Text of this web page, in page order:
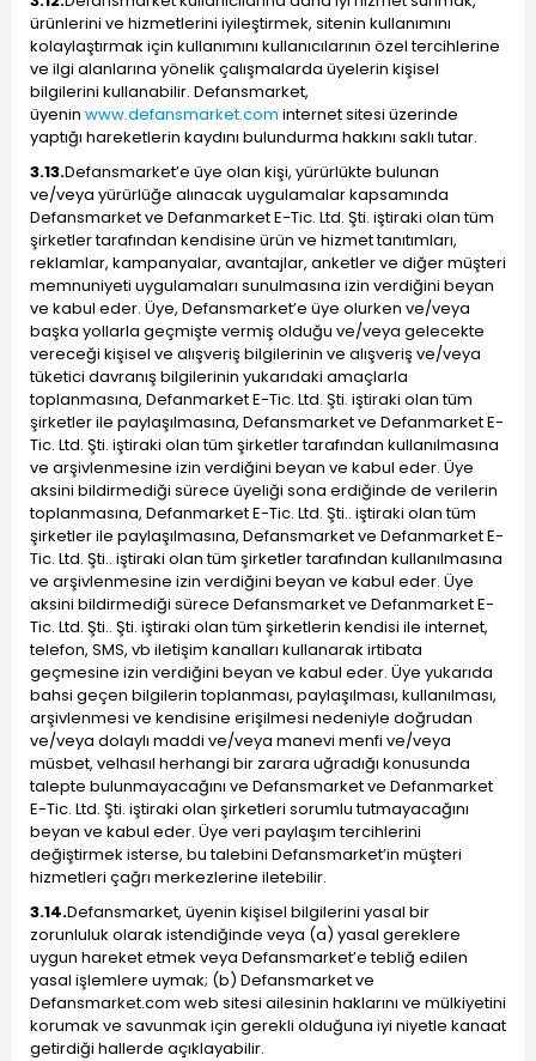
ürünlerini ve hizmetlerini iyileştirmek, sitenin kullanımını
kolaylaştırmak için kullanımını kullanıcılarının özel tercihlerine
ve ilgi alanlarına yönelik çalışmalarda üyelerin kişisel
bilgilerini kullanabilir. Defansmarket,
üyenin www.defansmarket.com internet sitesi üzerinde
yaptığı hareketlerin kaydını bulundurma hakkını saklı tutar.
3.13.Defansmarket’e üye olan kişi, yürürlükte bulunan
ve/veya yürürlüğe alınacak uygulamalar kapsamında
Defansmarket ve Defanmarket E-Tic. Ltd. Şti. iştiraki olan tüm
şirketler tarafından kendisine ürün ve hizmet tanıtımları,
reklamlar, kampanyalar, avantajlar, anketler ve diğer müşteri
memnuniyeti uygulamaları sunulmasına izin verdiğini beyan
ve kabul eder. Üye, Defansmarket’e üye olurken ve/veya
başka yollarla geçmişte vermiş olduğu ve/veya gelecekte
vereceği kişisel ve alışveriş bilgilerinin ve alışveriş ve/veya
tüketici davranış bilgilerinin yukarıdaki amaçlarla
toplanmasına, Defanmarket E-Tic. Ltd. Şti. iştiraki olan tüm
şirketler ile paylaşılmasına, Defansmarket ve Defanmarket E-
Tic. Ltd. Şti. iştiraki olan tüm şirketler tarafından kullanılmasına
ve arşivlenmesine izin verdiğini beyan ve kabul eder. Üye
aksini bildirmediği sürece üyeliği sona erdiğinde de verilerin
toplanmasına, Defanmarket E-Tic. Ltd. Şti.. iştiraki olan tüm
şirketler ile paylaşılmasına, Defansmarket ve Defanmarket E-
Tic. Ltd. Şti.. iştiraki olan tüm şirketler tarafından kullanılmasına
ve arşivlenmesine izin verdiğini beyan ve kabul eder. Üye
aksini bildirmediği sürece Defansmarket ve Defanmarket E-
Tic. Ltd. Şti.. Şti. iştiraki olan tüm şirketlerin kendisi ile internet,
telefon, SMS, vb iletişim kanalları kullanarak irtibata
geçmesine izin verdiğini beyan ve kabul eder. Üye yukarıda
bahsi geçen bilgilerin toplanması, paylaşılması, kullanılması,
arşivlenmesi ve kendisine erişilmesi nedeniyle doğrudan
ve/veya dolaylı maddi ve/veya manevi menfi ve/veya
müsbet, velhasıl herhangi bir zarara uğradığı konusunda
talepte bulunmayacağını ve Defansmarket ve Defanmarket
E-Tic. Ltd. Şti. iştiraki olan şirketleri sorumlu tutmayacağını
beyan ve kabul eder. Üye veri paylaşım tercihlerini
değiştirmek isterse, bu talebini Defansmarket’in müşteri
hizmetleri çağrı merkezlerine iletebilir.
3.14.Defansmarket, üyenin kişisel bilgilerini yasal bir
zorunluluk olarak istendiğinde veya (a) yasal gereklere
uygun hareket etmek veya Defansmarket’e tebliğ edilen
yasal işlemlere uymak; (b) Defansmarket ve
Defansmarket.com web sitesi ailesinin haklarını ve mülkiyetini
korumak ve savunmak için gerekli olduğuna iyi niyetle kanaat
getirdiği hallerde açıklayabilir.